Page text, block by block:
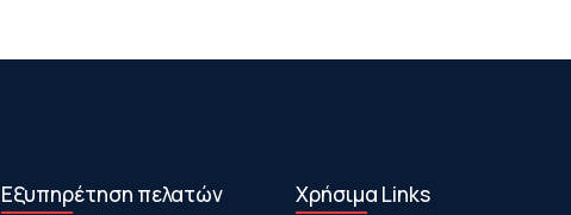
Εξυπηρέτηση πελατών Χρήσιμα Links